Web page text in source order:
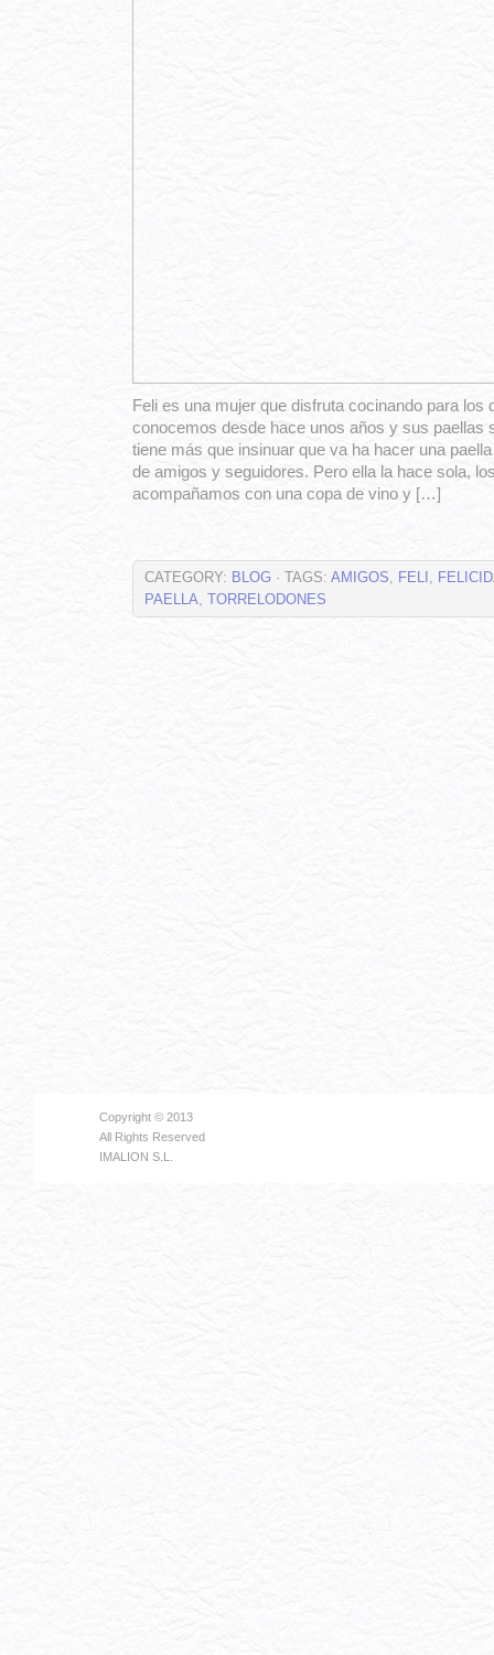
Feli es una mujer que disfruta cocinando para los
conocemos desde hace unos años y sus paellas
tiene más que insinuar que va ha hacer una
de amigos y seguidores. Pero ella la hace sola,
acompañamos con una copa de vino y […]
CATEGORY: BLOG · TAGS: AMIGOS, FELI ,
PAELLA, TORRELODONES
Copyright © 2013
All Rights Reserved
IMALION S.L.